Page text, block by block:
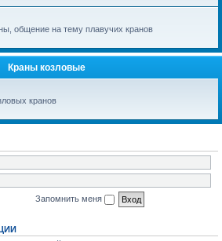
общение на тему плавучих кранов
Краны козловые
кранов
Запомнить меня